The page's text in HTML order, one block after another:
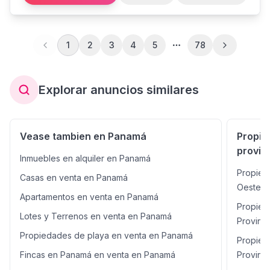
específico, telefonía e internet, luz eléctrica y agua
potable. A 1 hora y 10 minutos de la ciudad de Panamá.
1 2 3 4 5 78
Explorar anuncios similares
Vease tambien en Panamá
Inmuebles en alquiler en Panamá
Casas en venta en Panamá
Apartamentos en venta en Panamá
Lotes y Terrenos en venta en Panamá
Propiedades de playa en venta en Panamá
Fincas en Panamá en venta en Panamá
Oeste